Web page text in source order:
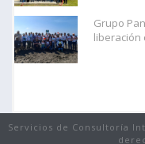
Grupo
liberación
Servicios de Consultoría